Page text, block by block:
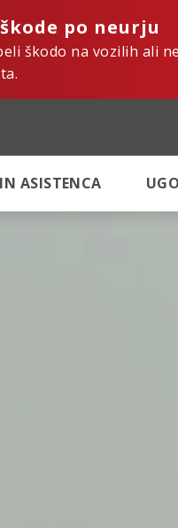
po neurju
škodo na vozilih ali
ASISTENCA